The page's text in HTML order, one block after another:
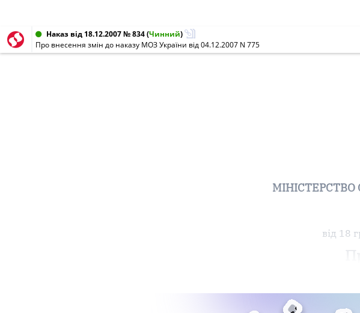
Наказ від 18.12.2007 № 834(Чинний)
Про внесення змін до наказу МОЗ України від 04.12.2007 N 775
від 18